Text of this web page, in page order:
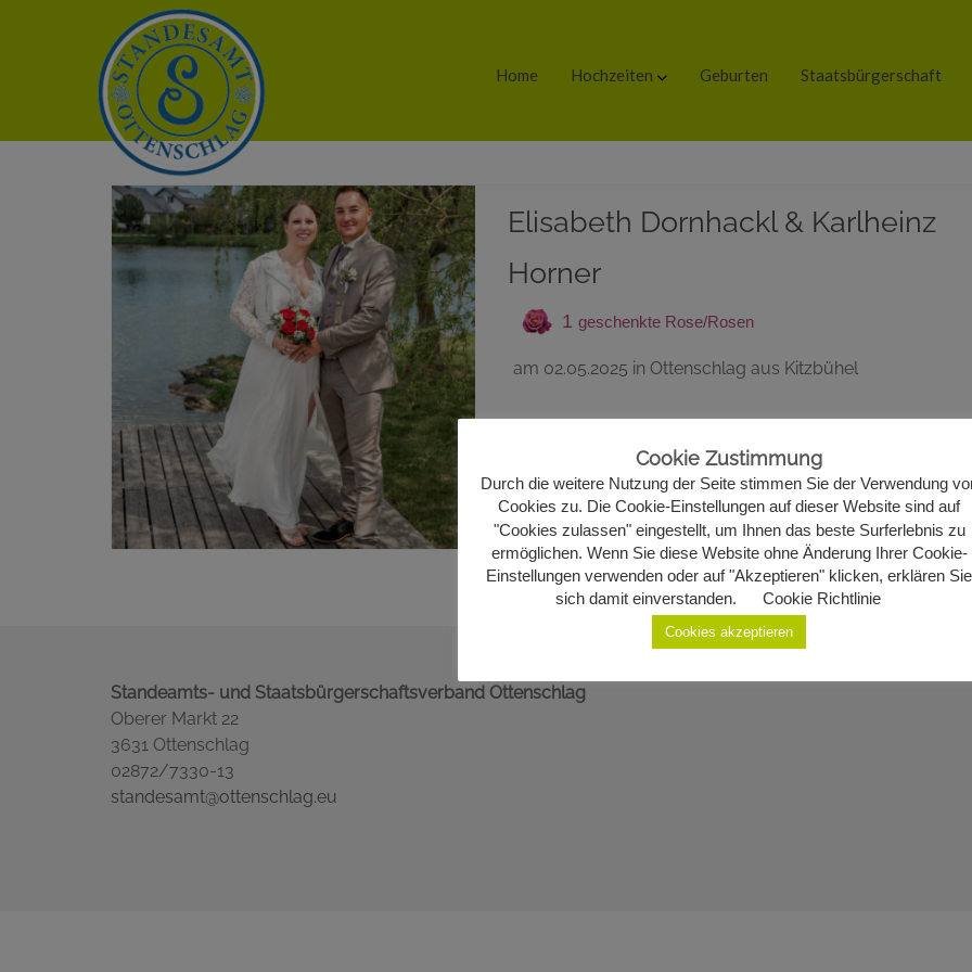
Home Hochzeiten Geburten Staatsbürgerschaft
Elisabeth Dornhackl & Karlheinz
Horner
1
am 02.05.2025 in Ottenschlag aus Kitzbühel
Standeamts- und Staatsbürgerschaftsverband Ottenschlag
Oberer Markt 22
3631 Ottenschlag
02872/7330-13
standesamt@ottenschlag.eu
Cookie Zustimmung
Durch die weitere Nutzung der Seite stimmen Sie der Verwendung
Cookies zu. Die Cookie-Einstellungen auf dieser Website sind auf
"Cookies zulassen" eingestellt, um Ihnen das beste Surferlebnis zu
ermöglichen. Wenn Sie diese Website ohne Änderung Ihrer Cookie-
Einstellungen verwenden oder auf "Akzeptieren" klicken, erklären Sie
sich damit einverstanden.
Cookie Richtlinie
Cookies akzeptieren